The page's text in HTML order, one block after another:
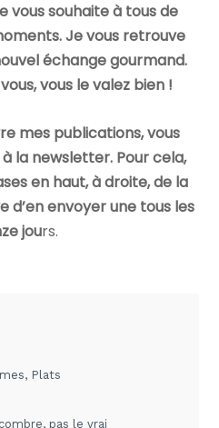
vous souhaite à tous de
Je vous retrouve
échange gourmand.
vous le valez bien !
mes publications, vous
la newsletter. Pour cela,
en haut, à droite, de la
d’en envoyer une tous les
jours.
, Plats
, pas le vrai